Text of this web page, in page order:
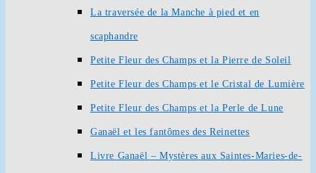
La traversée de la Manche à pied et en
scaphandre
Petite Fleur des Champs et la Pierre de Soleil
Petite Fleur des Champs et le Cristal de Lumière
Petite Fleur des Champs et la Perle de Lune
Ganaël et les fantômes des Reinettes
Livre Ganaël – Mystères aux Saintes-Maries-de-